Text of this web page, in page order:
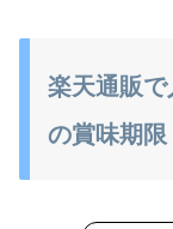
楽天通販
の賞味期限